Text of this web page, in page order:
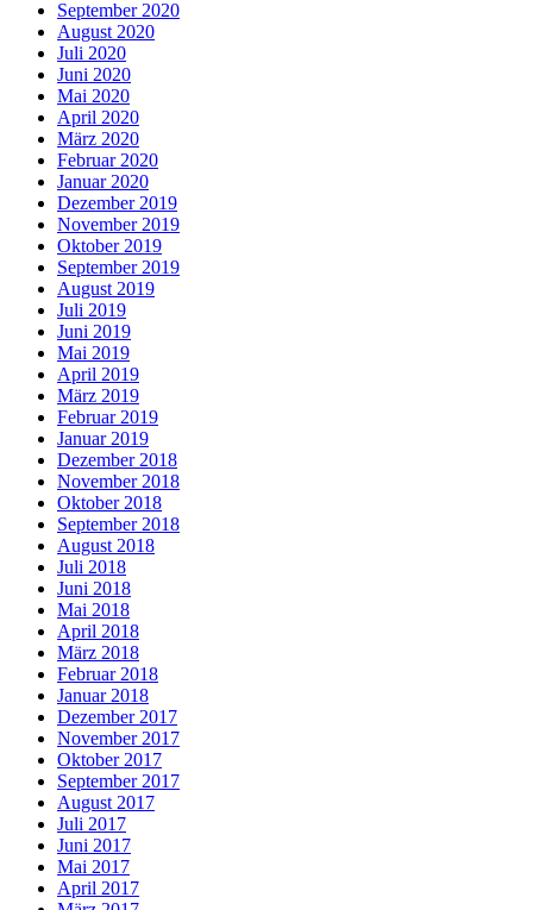
September 2020
August 2020
Juli 2020
Juni 2020
Mai 2020
April 2020
März 2020
Februar 2020
Januar 2020
Dezember 2019
November 2019
Oktober 2019
September 2019
August 2019
Juli 2019
Juni 2019
Mai 2019
April 2019
März 2019
Februar 2019
Januar 2019
Dezember 2018
November 2018
Oktober 2018
September 2018
August 2018
Juli 2018
Juni 2018
Mai 2018
April 2018
März 2018
Februar 2018
Januar 2018
Dezember 2017
November 2017
Oktober 2017
September 2017
August 2017
Juli 2017
Juni 2017
Mai 2017
April 2017